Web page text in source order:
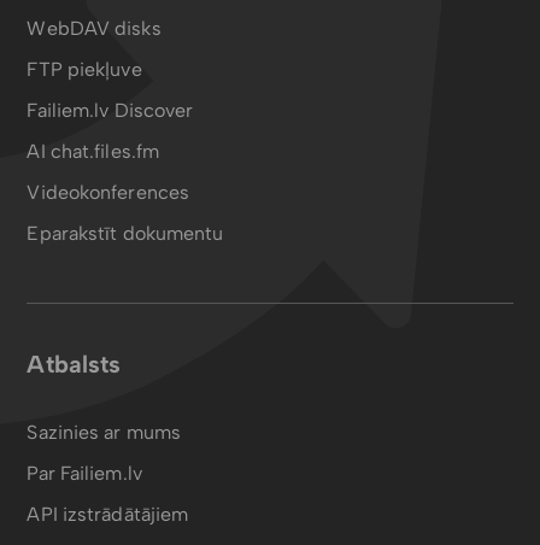
WebDAV disks
FTP piekļuve
Failiem.lv Discover
AI chat.files.fm
Videokonferences
Eparakstīt dokumentu
Atbalsts
Sazinies ar mums
Par Failiem.lv
API izstrādātājiem